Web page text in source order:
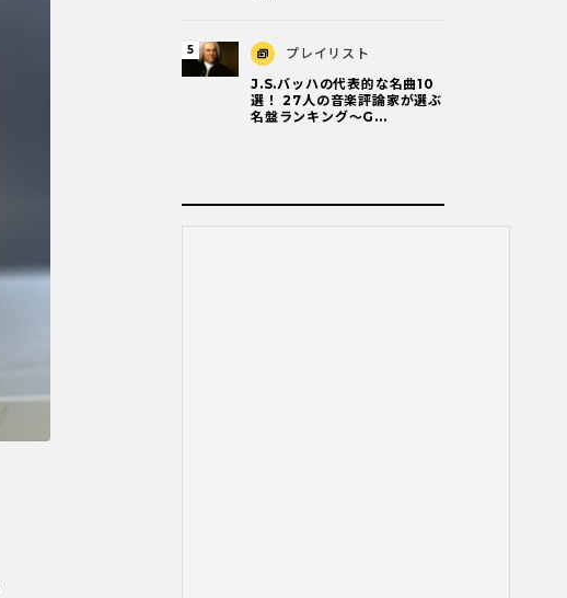
プレイリスト
J.S.バッハの代表的な名曲10
選！ 27人の音楽評論家が選ぶ
名盤ランキング〜G...